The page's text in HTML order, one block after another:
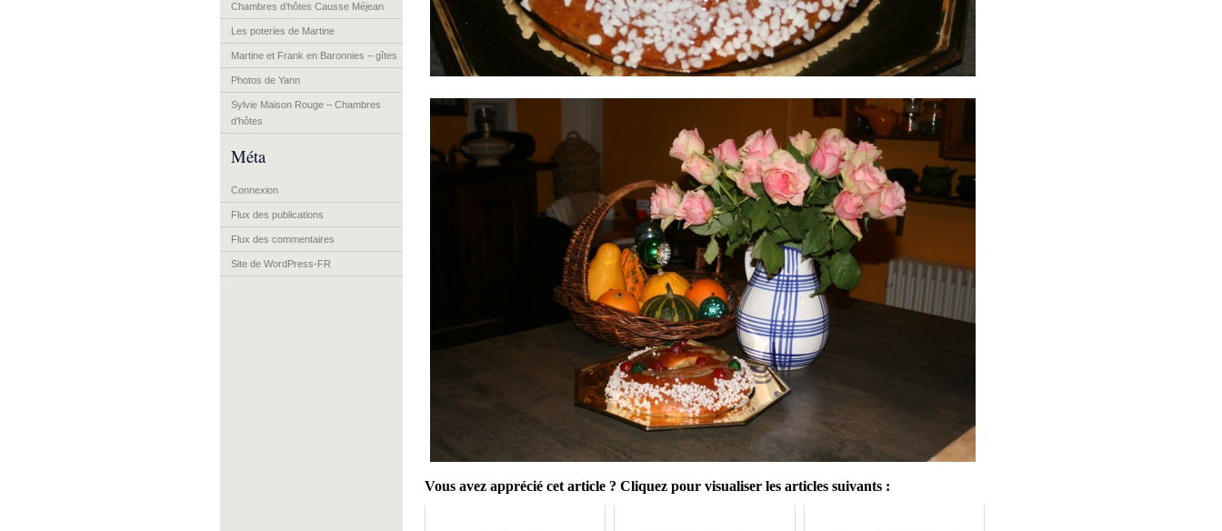
Chambres d’hôtes Causse Méjean
Les poteries de Martine
Martine et Frank en Baronnies – gîtes
Photos de Yann
Sylvie Maison Rouge – Chambres
d’hôtes
Méta
Connexion
Flux des publications
Flux des commentaires
Site de WordPress-FR
Vous avez apprécié cet article ? Cliquez pour visualiser les articles suivants :